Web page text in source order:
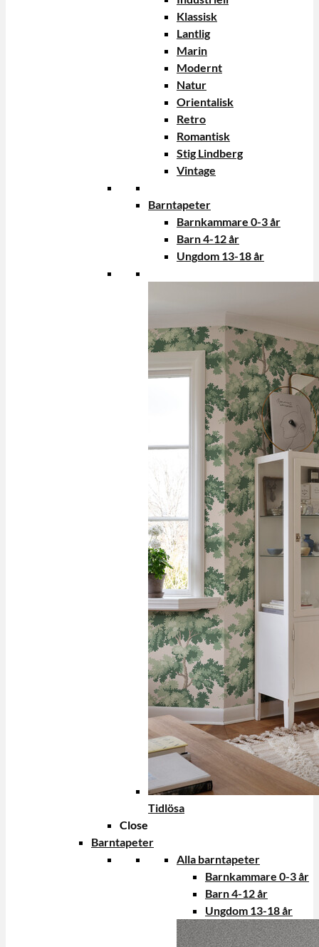
Klassisk
Lantlig
Marin
Modernt
Natur
Orientalisk
Retro
Romantisk
Stig Lindberg
Vintage
Barntapeter
Barnkammare 0-3 år
Barn 4-12 år
Ungdom 13-18 år
Tidlösa
Close
Barntapeter
Alla barntapeter
Barnkammare 0-3 år
Barn 4-12 år
Ungdom 13-18 år